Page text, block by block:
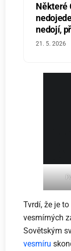
Některé
nedojí,
21. 5. 2026
Tvrdí, že je
vesmírných
Sovětským
vesmíru